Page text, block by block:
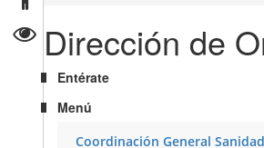
Dirección de
Entérate
Menú
Coordinación General Sanidad